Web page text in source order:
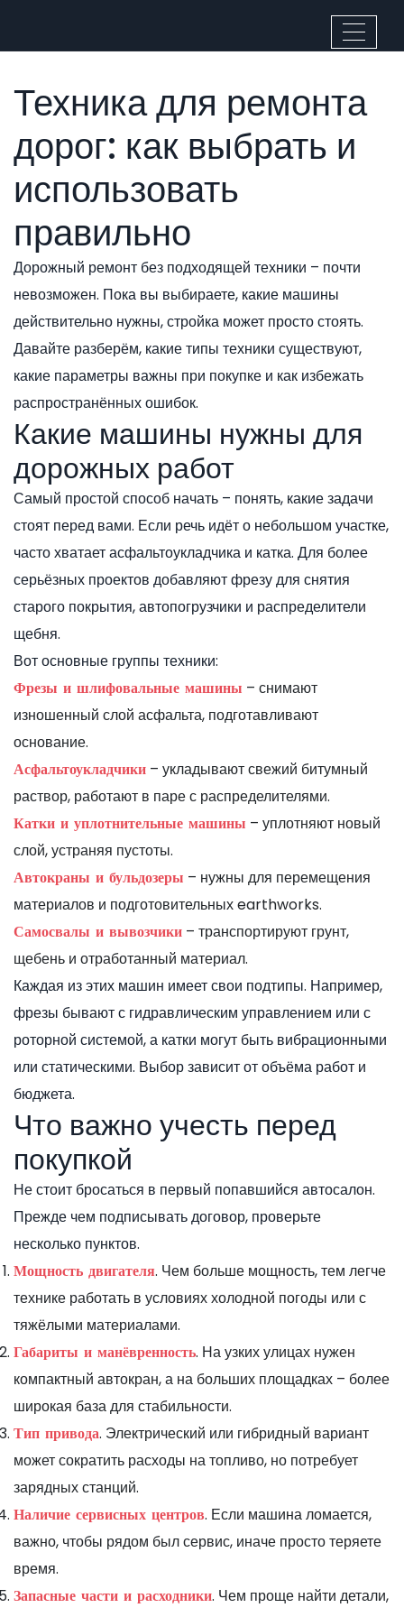
Техника для ремонта
дорог: как выбрать и
использовать
правильно
Дорожный ремонт без подходящей техники – почти
невозможен. Пока вы выбираете, какие машины
действительно нужны, стройка может просто стоять.
Давайте разберём, какие типы техники существуют,
какие параметры важны при покупке и как избежать
распространённых ошибок.
Какие машины нужны для
дорожных работ
Самый простой способ начать – понять, какие задачи
стоят перед вами. Если речь идёт о небольшом участке,
часто хватает асфальтоукладчика и катка. Для более
серьёзных проектов добавляют фрезу для снятия
старого покрытия, автопогрузчики и распределители
щебня.
Вот основные группы техники:
Фрезы и шлифовальные машины – снимают
изношенный слой асфальта, подготавливают
основание.
Асфальтоукладчики – укладывают свежий битумный
раствор, работают в паре с распределителями.
Катки и уплотнительные машины – уплотняют новый
слой, устраняя пустоты.
Автокраны и бульдозеры – нужны для перемещения
материалов и подготовительных earthworks.
Самосвалы и вывозчики – транспортируют грунт,
щебень и отработанный материал.
Каждая из этих машин имеет свои подтипы. Например,
фрезы бывают с гидравлическим управлением или с
роторной системой, а катки могут быть вибрационными
или статическими. Выбор зависит от объёма работ и
бюджета.
Что важно учесть перед
покупкой
Не стоит бросаться в первый попавшийся автосалон.
Прежде чем подписывать договор, проверьте
несколько пунктов.
Мощность двигателя. Чем больше мощность, тем легче
технике работать в условиях холодной погоды или с
тяжёлыми материалами.
Габариты и манёвренность. На узких улицах нужен
компактный автокран, а на больших площадках – более
широкая база для стабильности.
Тип привода. Электрический или гибридный вариант
может сократить расходы на топливо, но потребует
зарядных станций.
Наличие сервисных центров. Если машина ломается,
важно, чтобы рядом был сервис, иначе просто теряете
время.
Запасные части и расходники. Чем проще найти детали,